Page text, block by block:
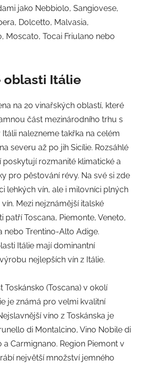
jako Nebbiolo, Sangiovese,
Dolcetto, Malvasia,
Moscato, Tocai Friulano nebo
oblasti Itálie
na 20 vinařských oblastí, které
část mezinárodního trhu s
Itálii nalezneme takřka na celém
severu až po jih Sicílie. Rozsáhlé
rozmanité klimatické a
pro pěstování révy. Na své si zde
lehkých vín, ale i milovníci plných
Mezi nejznámější italské
patří Toscana, Piemonte, Veneto,
nebo Trentino-Alto Adige.
Itálie mají dominantní
nejlepších vín z Itálie.
Toskánsko (Toscana) v okolí
je známá pro velmi kvalitní
víno z Toskánska je
di Montalcino, Vino Nobile di
Carmignano. Region Piemont v
největší množství jemného